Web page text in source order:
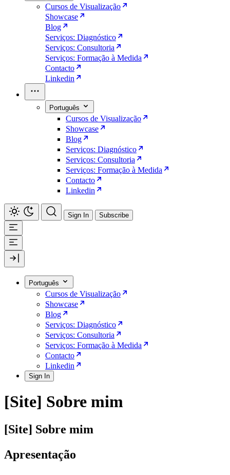
Cursos de Visualização
Showcase
Blog
Serviços: Diagnóstico
Serviços: Consultoria
Serviços: Formação à Medida
Contacto
Linkedin
Português
Cursos de Visualização
Showcase
Blog
Serviços: Diagnóstico
Serviços: Consultoria
Serviços: Formação à Medida
Contacto
Linkedin
Sign In Subscribe
Português
Cursos de Visualização
Showcase
Blog
Serviços: Diagnóstico
Serviços: Consultoria
Serviços: Formação à Medida
Contacto
Linkedin
Sign In
[Site] Sobre mim
[Site] Sobre mim
Apresentação